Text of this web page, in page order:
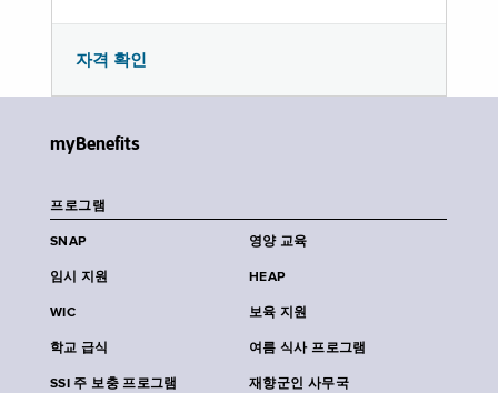
자격 확인
myBenefits
프로그램
SNAP 영양 교육
임시 지원 HEAP
WIC 보육 지원
학교 급식 여름 식사 프로그램
SSI 주 보충 프로그램 재향군인 사무국